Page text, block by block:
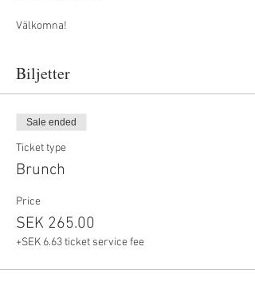
Välkomna!
Biljetter
Sale ended
Ticket type
Brunch
Price
SEK 265.00
+SEK 6.63 ticket service fee